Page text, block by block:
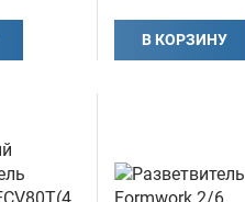
В КОРЗИНУ